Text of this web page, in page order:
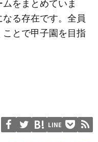
をまとめていま
る存在です。全員
とで甲子園を目指
LINE